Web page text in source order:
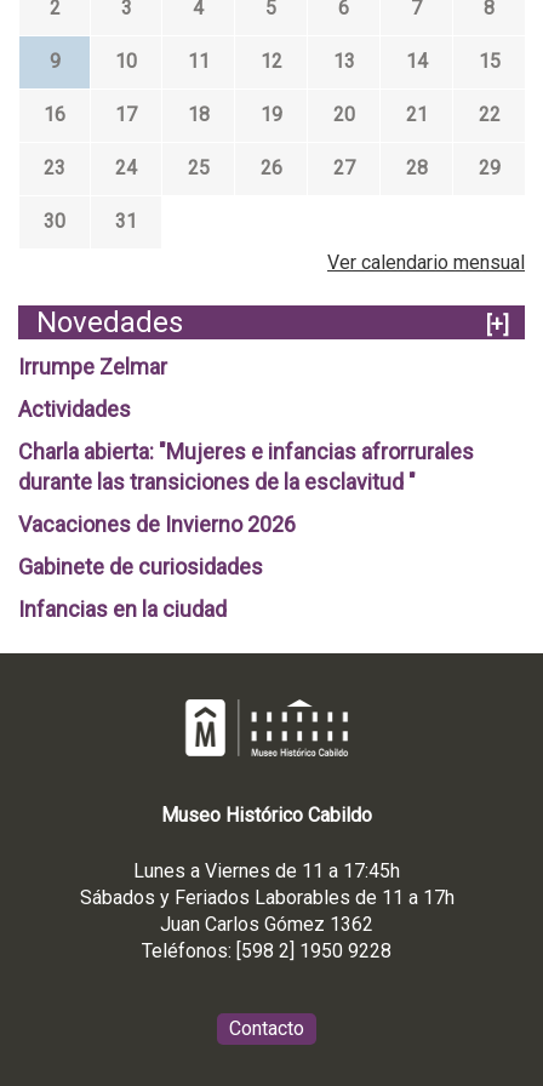
2 3 4 5 6 7 8
9 10 11 12 13 14 15
16 17 18 19 20 21 22
23 24 25 26 27 28 29
30
31
Ver calendario mensual
Novedades
[+]
Irrumpe Zelmar
Actividades
Charla abierta: "Mujeres e infancias afrorrurales
durante las transiciones de la esclavitud "
Vacaciones de Invierno 2026
Gabinete de curiosidades
Infancias en la ciudad
Museo Histórico Cabildo
Lunes a Viernes de 11 a 17:45h
Sábados y Feriados Laborables de 11 a 17h
Juan Carlos Gómez 1362
Teléfonos: [598 2] 1950 9228
Contacto